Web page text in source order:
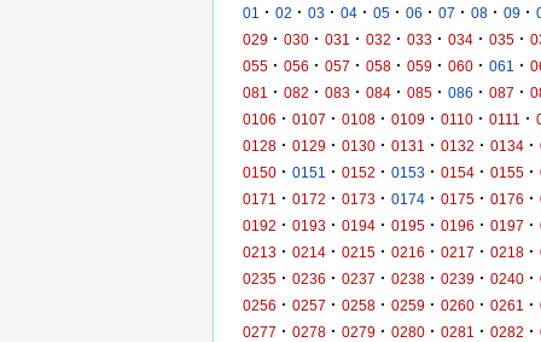
01 · 02 · 03 · 04 · 05 · 06 · 07 · 08 · 09 ·
029 · 030 · 031 · 032 · 033 · 034 · 035 ·
055 · 056 · 057 · 058 · 059 · 060 · 061 ·
081
· 082 · 083 · 084 · 085 · 086 · 087 ·
0106 · 0107 · 0108 · 0109 · 0110 · 0111 ·
0128 · 0129 · 0130 · 0131 · 0132 · 0134 ·
0150 · 0151 · 0152 · 0153 · 0154 · 0155 ·
0171
· 0172 · 0173 · 0174 · 0175 · 0176 ·
0192 · 0193 · 0194 · 0195 · 0196 · 0197 ·
0213 · 0214 · 0215 · 0216 · 0217 · 0218 ·
0235 · 0236 · 0237 · 0238 · 0239 · 0240 ·
0256 · 0257 · 0258 · 0259 · 0260 · 0261 ·
0277 · 0278 · 0279 · 0280 · 0281 · 0282 ·